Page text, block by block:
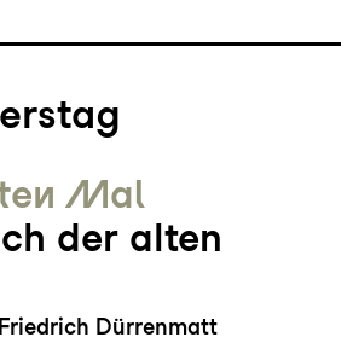
Mal
der alten
Dürrenmatt